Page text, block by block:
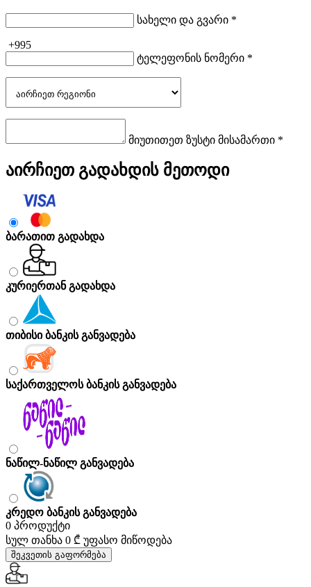
სახელი და გვარი *
+995
ტელეფონის ნომერი *
მიუთითეთ ზუსტი მისამართი *
აირჩიეთ გადახდის მეთოდი
ბარათით გადახდა
კურიერთან გადახდა
თიბისი ბანკის განვადება
საქართველოს ბანკის განვადება
ნაწილ-ნაწილ განვადება
კრედო ბანკის განვადება
0 პროდუქტი
სულ თანხა 0 ₾ უფასო მიწოდება
შეკვეთის გაფორმება